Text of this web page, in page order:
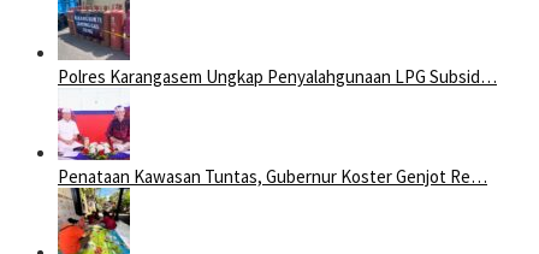
Polres Karangasem Ungkap Penyalahgunaan LPG Subsid…
Penataan Kawasan Tuntas, Gubernur Koster Genjot Re…